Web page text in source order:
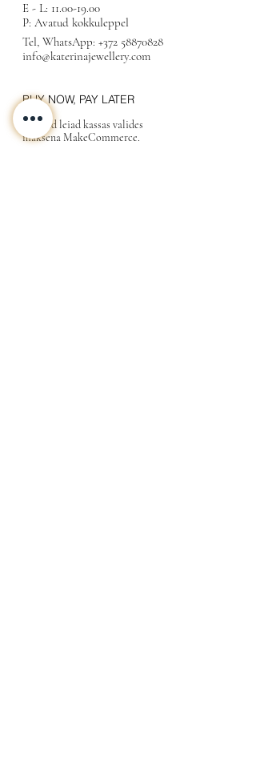
E - L: 11.00-19.00
P: Avatud kokkuleppel
Tel, WhatsApp: +372 58870828
info@katerinajewellery.com
BUY NOW, PAY LATER
Valikud leiad kassas valides
maksena MakeCommerce.